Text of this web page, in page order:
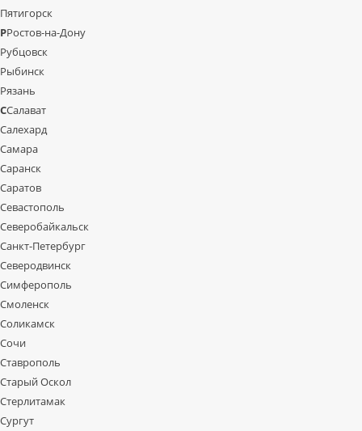
Пятигорск
РРостов-на-Дону
Рубцовск
Рыбинск
Рязань
ССалават
Салехард
Самара
Саранск
Саратов
Севастополь
Северобайкальск
Санкт-Петербург
Северодвинск
Симферополь
Смоленск
Соликамск
Сочи
Ставрополь
Старый Оскол
Стерлитамак
Сургут